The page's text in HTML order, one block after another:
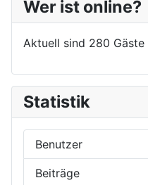
Wer ist online?
Aktuell sind 280
Statistik
Benutzer
Beiträge